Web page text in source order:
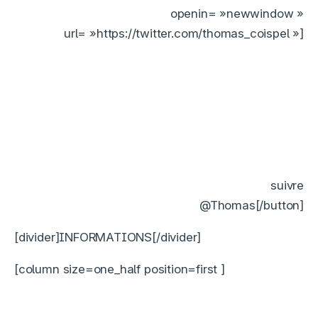
openin= »newwindow »
url= »https://twitter.com/thomas_coispel »]
suivre
@Thomas[/button]
[divider]INFORMATIONS[/divider]
[column size=one_half position=first ]